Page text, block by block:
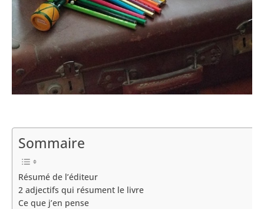
Sommaire
Résumé de l’éditeur
2 adjectifs qui résument le livre
Ce que j’en pense